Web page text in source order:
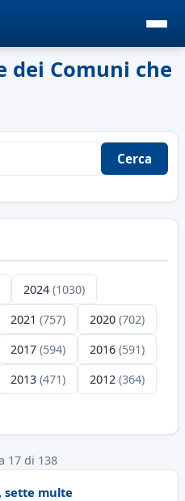
dei Comuni che
Cerca
2024 (1030)
2021 (757) 2020 (702)
2017 (594) 2016 (591)
2013 (471) 2012 (364)
17 di 138
sette multe